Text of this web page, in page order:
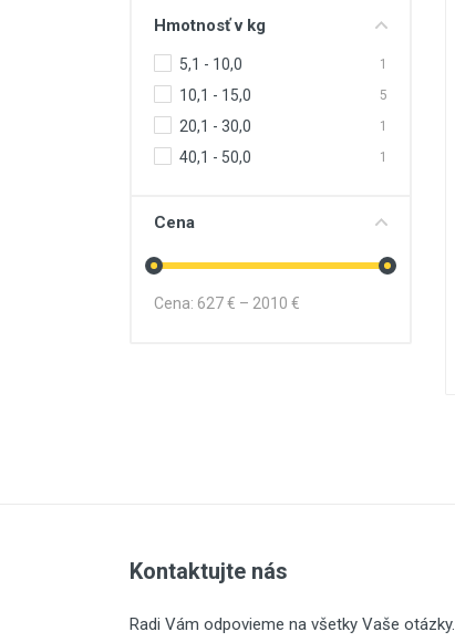
Hmotnosť v kg
5,1 - 10,0 1
10,1 - 15,0 5
20,1 - 30,0 1
40,1 - 50,0 1
Cena
Cena: 627€ – 2010 €
Kontaktujte nás
Radi Vám odpovieme na všetky Vaše otázky.